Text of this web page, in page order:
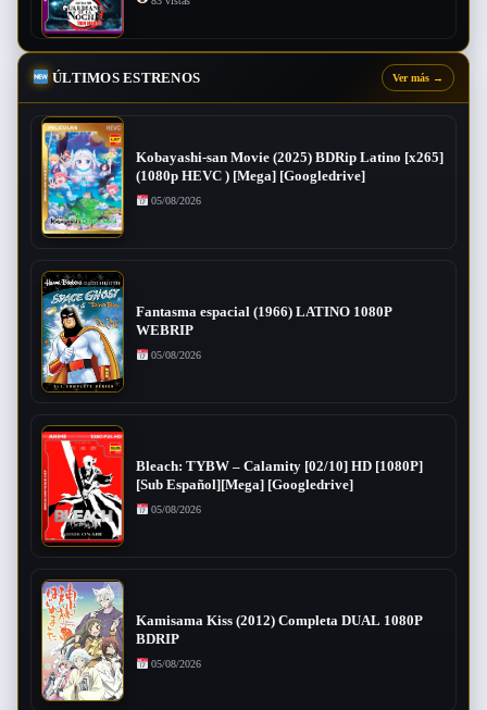
ÚLTIMOS ESTRENOS Ver más →
Kobayashi-san Movie (2025) BDRip Latino [x265]
(1080p HEVC ) [Mega] [Googledrive]
05/08/2026
Fantasma espacial (1966) LATINO 1080P
WEBRIP
05/08/2026
Bleach: TYBW – Calamity [02/10] HD [1080P]
[Sub Español][Mega] [Googledrive]
05/08/2026
Kamisama Kiss (2012) Completa DUAL 1080P
BDRIP
05/08/2026